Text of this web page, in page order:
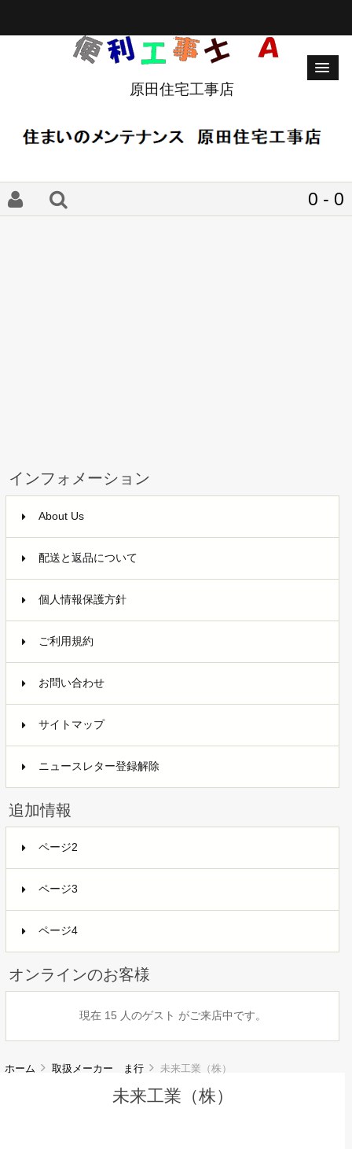
原田住宅工事店
0 - 0
インフォメーション
About Us
配送と返品について
個人情報保護方針
ご利用規約
お問い合わせ
サイトマップ
ニュースレター登録解除
追加情報
ページ2
ページ3
ページ4
オンラインのお客様
現在 15 人のゲスト がご来店中です。
ホーム 取扱メーカー ま行 未来工業（株）
未来工業（株）